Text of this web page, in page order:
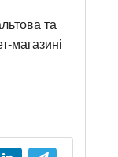
та
магазині